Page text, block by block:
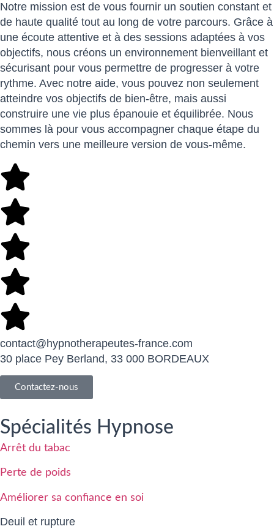
Notre mission est de vous fournir un soutien constant et
de haute qualité tout au long de votre parcours. Grâce à
une écoute attentive et à des sessions adaptées à vos
objectifs, nous créons un environnement bienveillant et
sécurisant pour vous permettre de progresser à votre
rythme. Avec notre aide, vous pouvez non seulement
atteindre vos objectifs de bien-être, mais aussi
construire une vie plus épanouie et équilibrée. Nous
sommes là pour vous accompagner chaque étape du
chemin vers une meilleure version de vous-même.
contact@hypnotherapeutes-france.com
30 place Pey Berland, 33 000 BORDEAUX
Contactez-nous
Spécialités Hypnose
Arrêt du tabac
Perte de poids
Améliorer sa confiance en soi
Deuil et rupture